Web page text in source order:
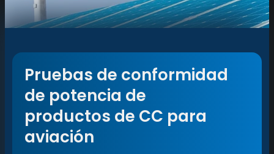
Pruebas de conformidad
de potencia de
productos de CC para
aviación